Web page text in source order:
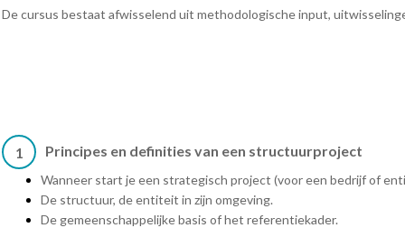
De cursus bestaat afwisselend uit methodologische input,
1 Principes en definities van een structuurproject
Wanneer start je een strategisch project (voor een bedrijf of
De structuur, de entiteit in zijn omgeving.
De gemeenschappelijke basis of het referentiekader.